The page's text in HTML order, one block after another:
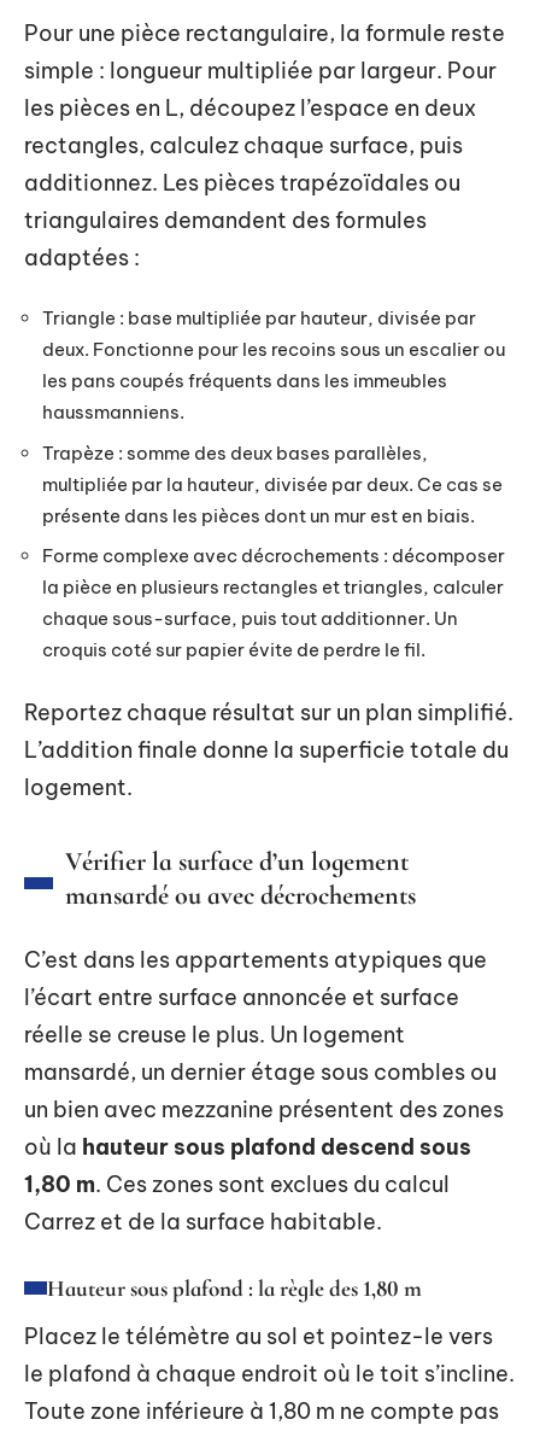
Pour une pièce rectangulaire, la formule reste
simple : longueur multipliée par largeur. Pour
les pièces en L, découpez l’espace en deux
rectangles, calculez chaque surface, puis
additionnez. Les pièces trapézoïdales ou
triangulaires demandent des formules
adaptées :
Triangle : base multipliée par hauteur, divisée par
deux. Fonctionne pour les recoins sous un escalier ou
les pans coupés fréquents dans les immeubles
haussmanniens.
Trapèze : somme des deux bases parallèles,
multipliée par la hauteur, divisée par deux. Ce cas se
présente dans les pièces dont un mur est en biais.
Forme complexe avec décrochements : décomposer
la pièce en plusieurs rectangles et triangles, calculer
chaque sous-surface, puis tout additionner. Un
croquis coté sur papier évite de perdre le fil.
Reportez chaque résultat sur un plan simplifié.
L’addition finale donne la superficie totale du
logement.
Vérifier la surface d’un logement
mansardé ou avec décrochements
C’est dans les appartements atypiques que
l’écart entre surface annoncée et surface
réelle se creuse le plus. Un logement
mansardé, un dernier étage sous combles ou
un bien avec mezzanine présentent des zones
où la hauteur sous plafond descend sous
1,80 m. Ces zones sont exclues du calcul
Carrez et de la surface habitable.
Hauteur sous plafond : la règle des 1,80 m
Placez le télémètre au sol et pointez-le vers
le plafond à chaque endroit où le toit s’incline.
Toute zone inférieure à 1,80 m ne compte pas